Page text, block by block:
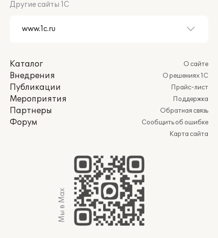
Другие сайты 1С
Каталог
Внедрения
Публикации
Мероприятия
Партнеры
Форум
О сайте
О решениях 1С
Прайс-лист
Поддержка
Обратная связь
Сообщить об ошибке
Карта сайта
Мы в Max